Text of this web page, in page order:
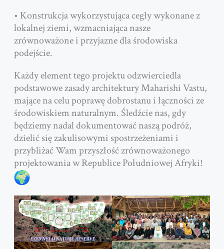
• Konstrukcja wykorzystująca cegły wykonane z
lokalnej ziemi, wzmacniająca nasze
zrównoważone i przyjazne dla środowiska
podejście.
Każdy element tego projektu odzwierciedla
podstawowe zasady architektury Maharishi Vastu,
mające na celu poprawę dobrostanu i łączności ze
środowiskiem naturalnym. Śledźcie nas, gdy
będziemy nadal dokumentować naszą podróż,
dzielić się zakulisowymi spostrzeżeniami i
przybliżać Wam przyszłość zrównoważonego
projektowania w Republice Południowej Afryki!